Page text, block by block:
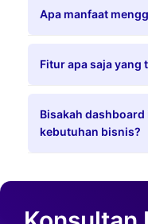
Apa manfaat
Fitur apa saja yang
Bisakah
kebutuhan bisnis?